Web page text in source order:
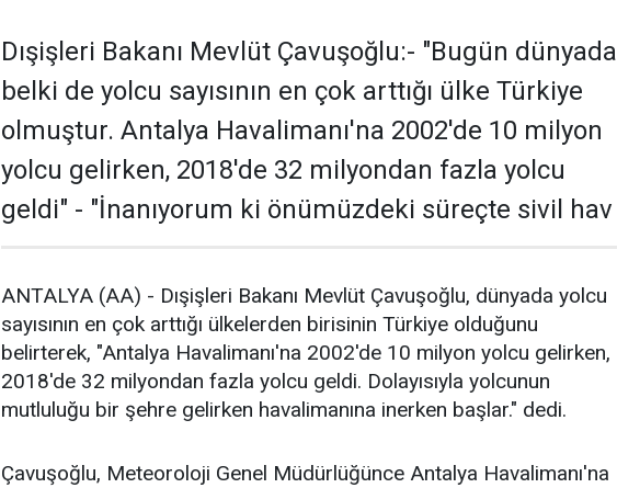
Dışişleri Bakanı Mevlüt Çavuşoğlu:- "Bugün dünyada
belki de yolcu sayısının en çok arttığı ülke Türkiye
olmuştur. Antalya Havalimanı'na 2002'de 10 milyon
yolcu gelirken, 2018'de 32 milyondan fazla yolcu
geldi" - "İnanıyorum ki önümüzdeki süreçte sivil hav
ANTALYA (AA) - Dışişleri Bakanı Mevlüt Çavuşoğlu, dünyada yolcu
sayısının en çok arttığı ülkelerden birisinin Türkiye olduğunu
belirterek, "Antalya Havalimanı'na 2002'de 10 milyon yolcu gelirken,
2018'de 32 milyondan fazla yolcu geldi. Dolayısıyla yolcunun
mutluluğu bir şehre gelirken havalimanına inerken başlar." dedi.
Çavuşoğlu, Meteoroloji Genel Müdürlüğünce Antalya Havalimanı'na